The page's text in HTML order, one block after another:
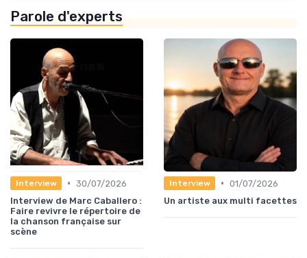
Parole d'experts
Interview • 30/07/2026
Interview de Marc Caballero :
Faire revivre le répertoire de
la chanson française sur
scène
Interview • 01/07/2026
Un artiste aux multi facettes